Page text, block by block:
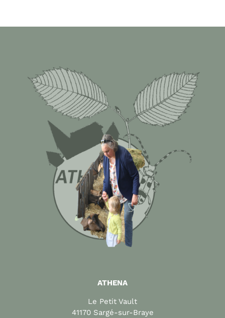
ATHENA
Le Petit Vault
41170 Sargé-sur-Braye